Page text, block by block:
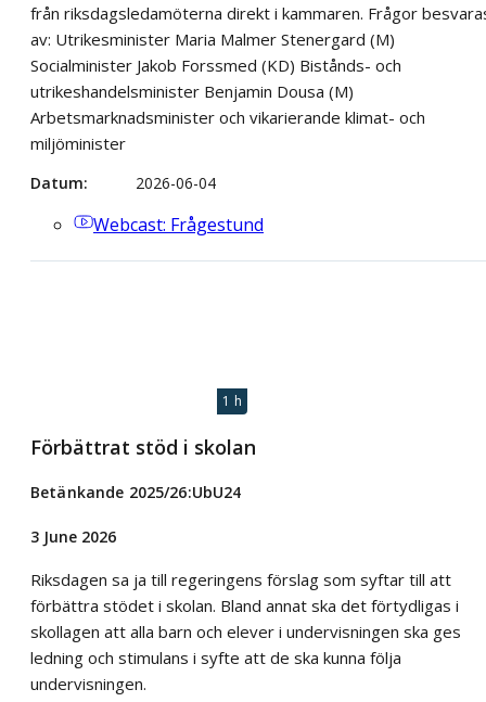
från riksdagsledamöterna direkt i kammaren. Frågor
av: Utrikesminister Maria Malmer Stenergard (M)
Socialminister Jakob Forssmed (KD) Bistånds- och
utrikeshandelsminister Benjamin Dousa (M)
Arbetsmarknadsminister och vikarierande klimat- och
miljöminister
Datum 2026-06-04
Webcast: Frågestund
1 h
Förbättrat stöd i skolan
Betänkande 2025/26:UbU24
3 June 2026
Riksdagen sa ja till regeringens förslag som syftar till att
förbättra stödet i skolan. Bland annat ska det förtydligas i
skollagen att alla barn och elever i undervisningen ska ges
ledning och stimulans i syfte att de ska kunna följa
undervisningen.